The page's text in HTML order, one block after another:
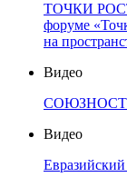
ТОЧКИ
форуме
на
Видео
СОЮЗНОСТЬ.
Видео